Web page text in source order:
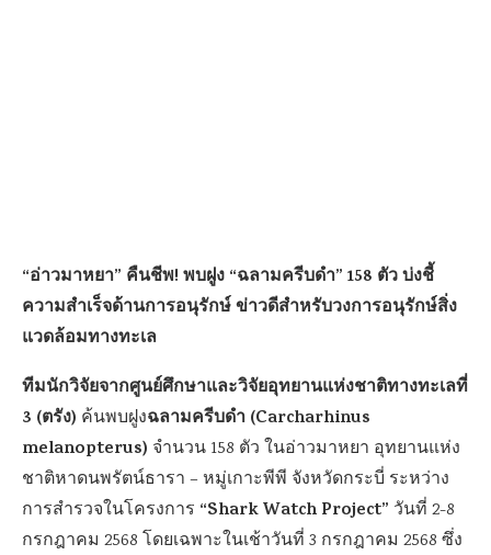
“อ่าวมาหยา” คืนชีพ! พบฝูง “ฉลามครีบดำ” 158 ตัว บ่งชี้
ความสำเร็จด้านการอนุรักษ์ ข่าวดีสำหรับวงการอนุรักษ์สิ่ง
แวดล้อมทางทะเล
ทีมนักวิจัยจากศูนย์ศึกษาและวิจัยอุทยานแห่งชาติทางทะเลที่
3 (ตรัง) ค้นพบฝูงฉลามครีบดำ (Carcharhinus
melanopterus) จำนวน 158 ตัว ในอ่าวมาหยา อุทยานแห่ง
ชาติหาดนพรัตน์ธารา – หมู่เกาะพีพี จังหวัดกระบี่ ระหว่าง
การสำรวจในโครงการ “Shark Watch Project” วันที่ 2-8
กรกฎาคม 2568 โดยเฉพาะในเช้าวันที่ 3 กรกฎาคม 2568 ซึ่ง